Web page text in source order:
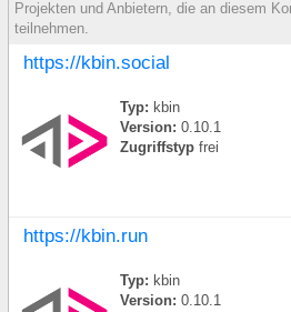
Projekten und Anbietern, die an diesem
teilnehmen.
https://kbin.social
Typ: kbin
Version: 0.10.1
Zugriffstyp frei
https://kbin.run
Typ: kbin
Version: 0.10.1